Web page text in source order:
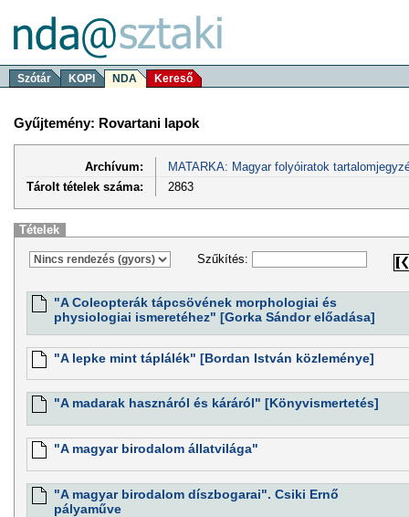
Szótár KOPI NDA Kereső
Gyűjtemény: Rovartani lapok
Archívum:
MATARKA: Magyar folyóiratok
Tárolt tételek száma:
2863
Tételek
Szűkítés:
"A Coleopterák tápcsövének morphologiai és
physiologiai ismeretéhez" [Gorka Sándor előadása]
"A lepke mint táplálék" [Bordan István közleménye]
"A madarak hasznáról és káráról" [Könyvismertetés]
"A magyar birodalom állatvilága"
"A magyar birodalom díszbogarai". Csiki Ernő
pályaműve